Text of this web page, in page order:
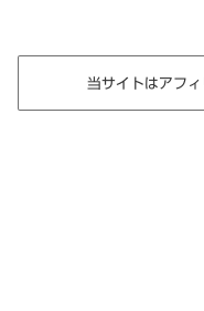
当サイトはアフ